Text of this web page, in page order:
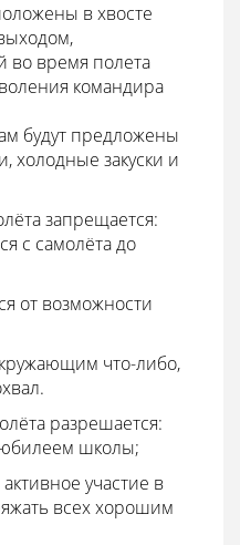
в хвосте
во время полета
командира
будут предложены
холодные закуски и
запрещается:
с самолёта до
от возможности
что-либо,
разрешается:
юбилеем школы;
участие в
всех хорошим